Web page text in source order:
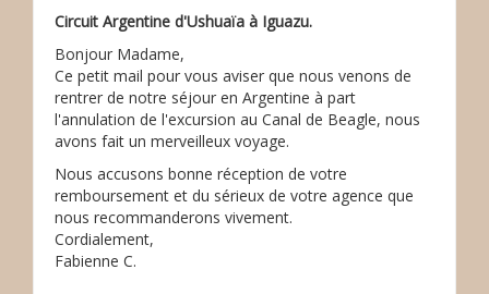
Circuit Argentine d'Ushuaïa à Iguazu.
Bonjour Madame,
Ce petit mail pour vous aviser que nous venons de
rentrer de notre séjour en Argentine à part
l'annulation de l'excursion au Canal de Beagle, nous
avons fait un merveilleux voyage.
Nous accusons bonne réception de votre
remboursement et du sérieux de votre agence que
nous recommanderons vivement.
Cordialement,
Fabienne C.